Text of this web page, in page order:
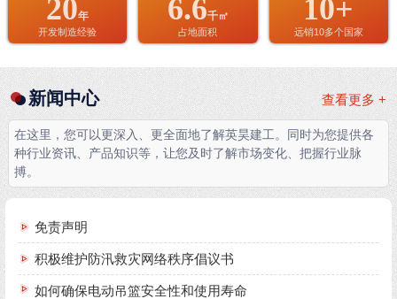
20年
开发制造经验
6.6千㎡
占地面积
10+
远销10多个国家
查看更多 +
新闻中心
在这里，您可以更深入、更全面地了解英昊建工。同时为您提供各
种行业资讯、产品知识等，让您及时了解市场变化、把握行业脉
搏。
免责声明
积极维护防汛救灾网络秩序倡议书
如何确保电动吊篮安全性和使用寿命